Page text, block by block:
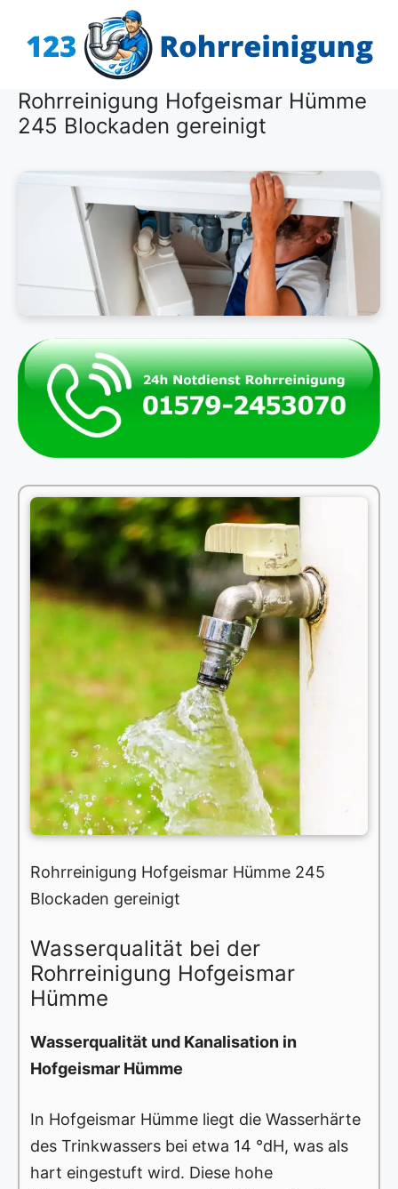
Inhalt
Rohrreinigung Hofgeismar Hümme
245 Blockaden gereinigt
Rohrreinigung Hofgeismar Hümme 245
Blockaden gereinigt
Wasserqualität bei der
Rohrreinigung Hofgeismar
Hümme
Wasserqualität und Kanalisation in
Hofgeismar Hümme
In Hofgeismar Hümme liegt die Wasserhärte
des Trinkwassers bei etwa 14 °dH, was als
hart eingestuft wird. Diese hohe